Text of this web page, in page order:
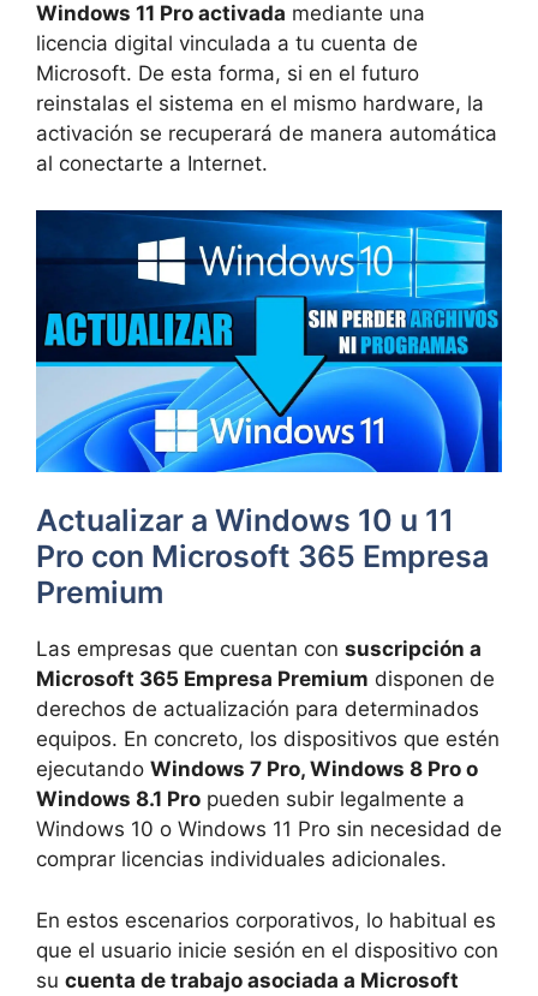
Windows 11 Pro activada mediante una
licencia digital vinculada a tu cuenta de
Microsoft. De esta forma, si en el futuro
reinstalas el sistema en el mismo hardware, la
activación se recuperará de manera automática
al conectarte a Internet.
Actualizar a Windows 10 u 11
Pro con Microsoft 365 Empresa
Premium
Las empresas que cuentan con suscripción a
Microsoft 365 Empresa Premium disponen de
derechos de actualización para determinados
equipos. En concreto, los dispositivos que estén
ejecutando Windows 7 Pro, Windows 8 Pro o
Windows 8.1 Pro pueden subir legalmente a
Windows 10 o Windows 11 Pro sin necesidad de
comprar licencias individuales adicionales.
En estos escenarios corporativos, lo habitual es
que el usuario inicie sesión en el dispositivo con
su cuenta de trabajo asociada a Microsoft